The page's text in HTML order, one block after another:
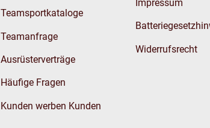
Teamsportkataloge
Teamanfrage
Ausrüsterverträge
Häufige Fragen
Kunden werben Kunden
Impressum
Widerrufsrecht